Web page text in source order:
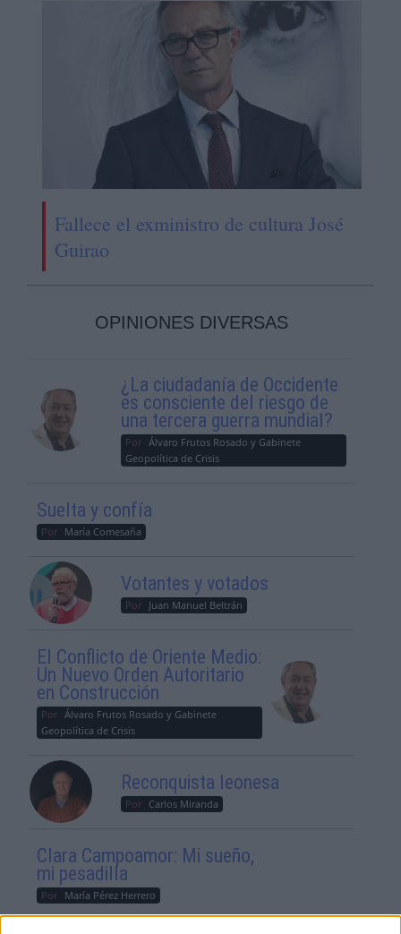
Fallece el exministro de cultura José
Guirao
OPINIONES DIVERSAS
¿La ciudadanía de Occidente
es consciente del riesgo de
una tercera guerra mundial?
Por Álvaro Frutos Rosado y Gabinete
Geopolítica de Crisis
Suelta y confía
Por María Comesaña
Votantes y votados
Por Juan Manuel Beltrán
El Conflicto de Oriente Medio:
Un Nuevo Orden Autoritario
en Construcción
Por Álvaro Frutos Rosado y Gabinete
Geopolítica de Crisis
Reconquista leonesa
Por Carlos Miranda
Clara Campoamor: Mi sueño,
mi pesadilla
Por María Pérez Herrero